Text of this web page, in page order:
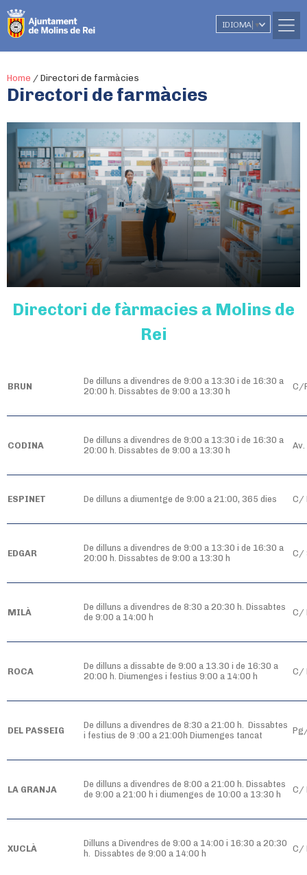
IDIOMA ▼
Home / Directori de farmàcies
Directori de farmàcies
Directori de fàrmacies a Molins de
Rei
BRUN
De dilluns a divendres de 9:00 a 13:30 i de 16:30 a
20:00 h. Dissabtes de 9:00 a 13:30 h
C/
CODINA
De dilluns a divendres de 9:00 a 13:30 i de 16:30 a
20:00 h. Dissabtes de 9:00 a 13:30 h
ESPINET De dilluns a diumentge de 9:00 a 21:00, 365 dies C/
EDGAR
De dilluns a divendres de 9:00 a 13:30 i de 16:30 a
20:00 h. Dissabtes de 9:00 a 13:30 h
C/
MILÀ
De dilluns a divendres de 8:30 a 20:30 h. Dissabtes
de 9:00 a 14:00 h
C/
ROCA
De dilluns a dissabte de 9:00 a 13.30 i de 16:30 a
20:00 h. Diumenges i festius 9:00 a 14:00 h
C/
DEL PASSEIG
De dilluns a divendres de 8:30 a 21:00 h. Dissabtes
i festius de 9 :00 a 21:00h Diumenges tancat
LA GRANJA
De dilluns a divendres de 8:00 a 21:00 h. Dissabtes
de 9:00 a 21:00 h i diumenges de 10:00 a 13:30 h
C/
XUCLÀ
Dilluns a Divendres de 9:00 a 14:00 i 16:30 a 20:30
h. Dissabtes de 9:00 a 14:00 h
C/